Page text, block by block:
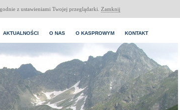
z ustawieniami Twojej przeglądarki. Zamknij
AKTUALNOŚCI O NAS O KASPROWYM KONTAKT